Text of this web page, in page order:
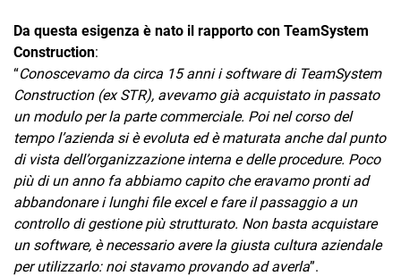
Da questa esigenza è nato il rapporto con TeamSystem
Construction:
“Conoscevamo da circa 15 anni i software di TeamSystem
Construction (ex STR), avevamo già acquistato in passato
un modulo per la parte commerciale. Poi nel corso del
tempo l’azienda si è evoluta ed è maturata anche dal punto
di vista dell’organizzazione interna e delle procedure. Poco
più di un anno fa abbiamo capito che eravamo pronti ad
abbandonare i lunghi file excel e fare il passaggio a un
controllo di gestione più strutturato. Non basta acquistare
un software, è necessario avere la giusta cultura aziendale
per utilizzarlo: noi stavamo provando ad averla”.